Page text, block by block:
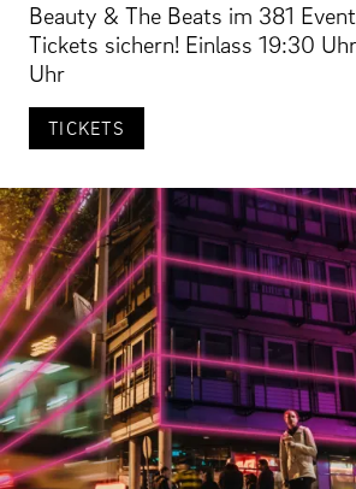
Beauty & The Beats im 381
Tickets sichern! Einlass 19:30
Uhr
TICKETS